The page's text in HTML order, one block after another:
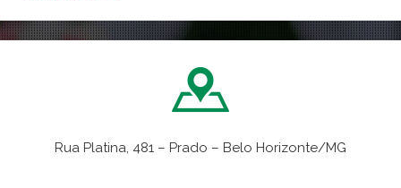
Rua Platina, 481 – Prado – Belo Horizonte/MG